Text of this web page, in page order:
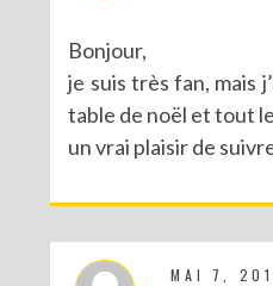
Bonjour,
je suis très fan, mais
table de noël et tout
un vrai plaisir de
MAI 7,